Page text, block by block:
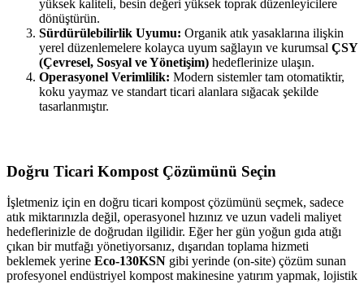
yüksek kaliteli, besin değeri yüksek toprak düzenleyicilere
dönüştürün.
Sürdürülebilirlik Uyumu: Organik atık yasaklarına ilişkin
yerel düzenlemelere kolayca uyum sağlayın ve kurumsal ÇSY
(Çevresel, Sosyal ve Yönetişim) hedeflerinize ulaşın.
Operasyonel Verimlilik: Modern sistemler tam otomatiktir,
koku yaymaz ve standart ticari alanlara sığacak şekilde
tasarlanmıştır.
Doğru Ticari Kompost Çözümünü Seçin
İşletmeniz için en doğru ticari kompost çözümünü seçmek, sadece
atık miktarınızla değil, operasyonel hızınız ve uzun vadeli maliyet
hedeflerinizle de doğrudan ilgilidir. Eğer her gün yoğun gıda atığı
çıkan bir mutfağı yönetiyorsanız, dışarıdan toplama hizmeti
beklemek yerine Eco-130KSN gibi yerinde (on-site) çözüm sunan
profesyonel endüstriyel kompost makinesine yatırım yapmak, lojistik